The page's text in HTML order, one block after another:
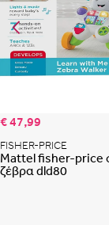
€ 47,99
FISHER-PRICE
Mattel fisher-price
ζέβρα dld80